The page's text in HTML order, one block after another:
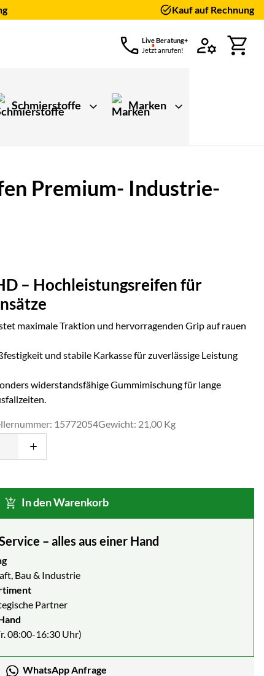
Kauf auf Rechnung
Live Beratung+
Jetzt anrufen!
Schmierstoffe Marken
Premium- Industrie-
– Hochleistungsreifen für
maximale Traktion und hervorragenden Grip auf rauen
und stabile Karkasse für zuverlässige Leistung
widerstandsfähige Gummimischung für lange
15772054Gewicht: 21,00 Kg
In den Warenkorb
– alles aus einer Hand
Bau & Industrie
Partner
08:00-16:30 Uhr)
WhatsApp Anfrage